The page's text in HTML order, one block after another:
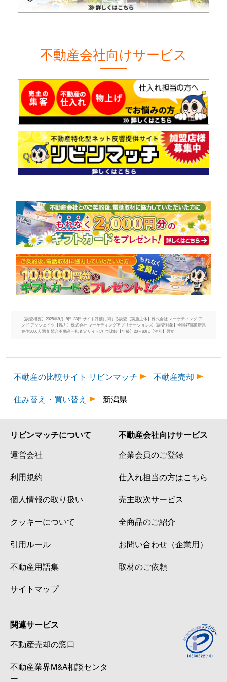
不動産会社向けサービス
【調査概要】2025年9月19日-23日 サイト評価に関する調査【実施主体】株式会社 マーケティング ア
ンド アソシェイツ【協力】株式会社 マーケティングアプリケーションズ【調査対象】全国47都道府県
在住3000人調査 競合不動産一括査定サイト5社で比較【年齢】20～60代【性別】男女
不動産の比較サイト リビンマッチ
不動産売却
住み替え・買い替え
新潟県
リビンマッチについて
運営会社
利用規約
個人情報の取り扱い
クッキーについて
引用ルール
不動産用語集
サイトマップ
不動産会社向けサービス
企業会員のご登録
仕入れ担当の方はこちら
売主取次サービス
全商品のご紹介
お問い合わせ（企業用）
取材のご依頼
関連サービス
不動産売却の窓口
不動産業界M&A相談センタ
ー